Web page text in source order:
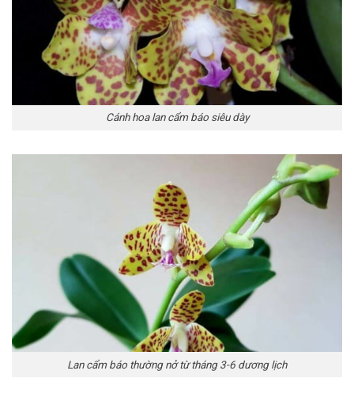
Cánh hoa lan cẩm báo siêu dày
Lan cẩm báo thường nở từ tháng 3-6 dương lịch